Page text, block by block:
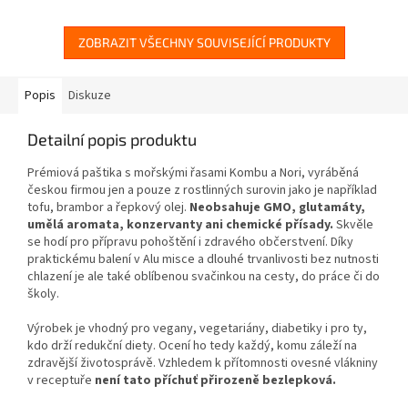
ZOBRAZIT VŠECHNY SOUVISEJÍCÍ PRODUKTY
Popis Diskuze
Detailní popis produktu
Prémiová paštika s mořskými řasami Kombu a Nori, vyráběná
českou firmou jen a pouze z rostlinných surovin jako je například
tofu, brambor a řepkový olej. Neobsahuje GMO, glutamáty,
umělá aromata, konzervanty ani chemické přísady. Skvěle
se hodí pro přípravu pohoštění i zdravého občerstvení. Díky
praktickému balení v Alu misce a dlouhé trvanlivosti bez nutnosti
chlazení je ale také oblíbenou svačinkou na cesty, do práce či do
školy.
Výrobek je vhodný pro vegany, vegetariány, diabetiky i pro ty,
kdo drží redukční diety. Ocení ho tedy každý, komu záleží na
zdravější životosprávě. Vzhledem k přítomnosti ovesné vlákniny
v receptuře není tato příchuť přirozeně bezlepková.